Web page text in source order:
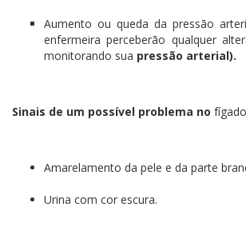
Aumento ou queda da pressão
enfermeira perceberão qualquer
monitorando sua pressão arterial).
Sinais de um possível problema no
Amarelamento da pele e da parte
Urina com cor escura.